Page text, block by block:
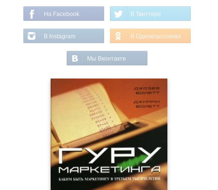
На Facebook В Твиттере
В Instagram В Одноклассниках
Мы Вконтакте